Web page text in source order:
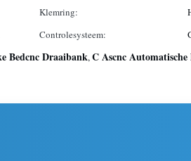
Klemring:
Controlesysteem:
Bedcnc Draaibank,C Ascnc